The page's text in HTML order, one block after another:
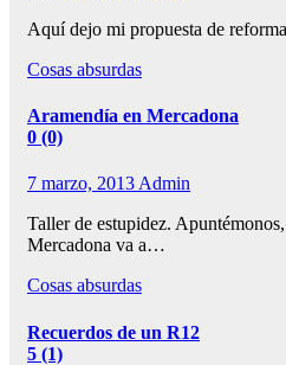
Aquí dejo mi propuesta de
Cosas absurdas
Aramendía en Mercadona
0 (0)
7 marzo, 2013Admin
Taller de estupidez.
Mercadona va a…
Cosas absurdas
Recuerdos de un R12
5 (1)